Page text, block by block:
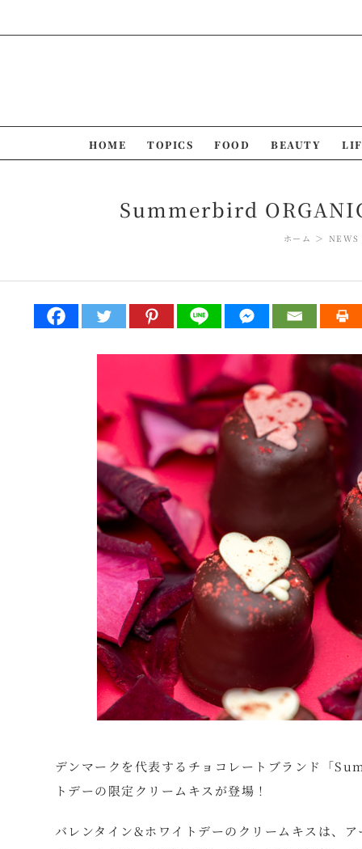
to
HOME TOPICS FOOD BEAUTY
Summerbird ORGANIC
ホーム NEWS
デンマークを代表するチョコレートブランド「
トデーの限定クリームキスが登場！
バレンタイン&ホワイトデーのクリームキスは、